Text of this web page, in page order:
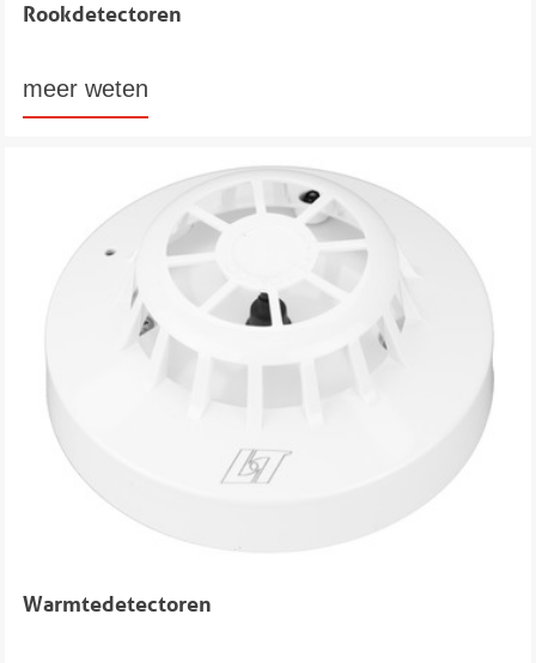
Rookdetectoren
meer weten
Warmtedetectoren